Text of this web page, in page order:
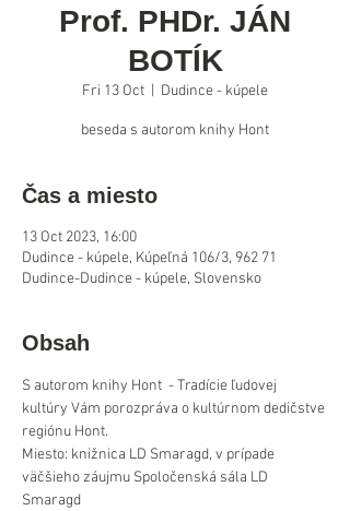
Prof. PHDr. JÁN
BOTÍK
Fri 13 Oct Dudince - kúpele
beseda s autorom knihy Hont
Čas a miesto
13 Oct 2023, 16:00
Dudince - kúpele, Kúpeľná 106/3, 962 71
Dudince-Dudince - kúpele, Slovensko
Obsah
S autorom knihy Hont  - Tradície ľudovej
kultúry Vám porozpráva o kultúrnom dedičstve
regiónu Hont.
Miesto: knižnica LD Smaragd, v prípade
väčšieho záujmu Spoločenská sála LD
Smaragd